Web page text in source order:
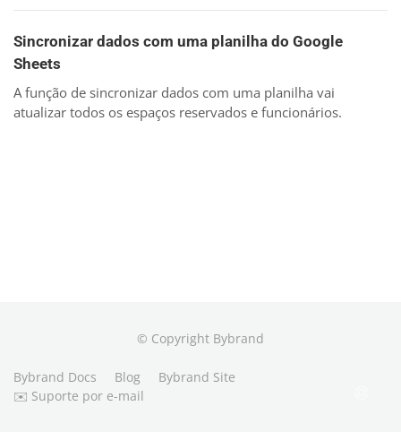
Sincronizar dados com uma planilha do Google
Sheets
A função de sincronizar dados com uma planilha vai
atualizar todos os espaços reservados e funcionários.
© Copyright Bybrand
Bybrand Docs Blog
Bybrand Site
✉️ Suporte por e-mail